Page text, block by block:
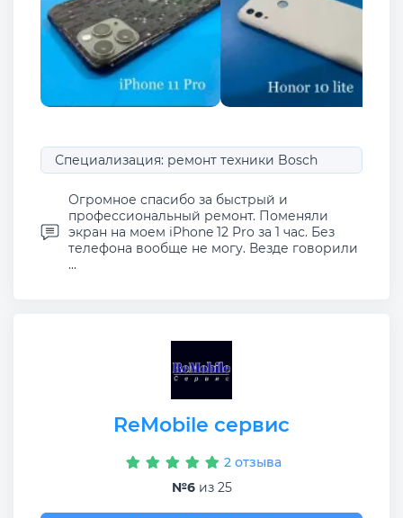
Специализация: ремонт техники Bosch
Огромное спасибо за быстрый и
профессиональный ремонт. Поменяли
экран на моем iPhone 12 Pro за 1 час. Без
телефона вообще не могу. Везде говорили
...
ReMobile сервис
2 отзыва
№6из 25